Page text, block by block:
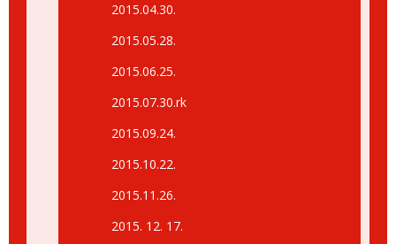
2015.04.30.
2015.05.28.
2015.06.25.
2015.07.30.rk
2015.09.24.
2015.10.22.
2015.11.26.
2015. 12. 17.